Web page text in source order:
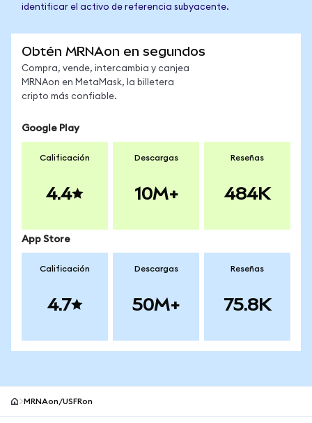
identificar el activo de referencia subyacente.
Obtén MRNAon en segundos
Compra, vende, intercambia y canjea
MRNAon en MetaMask, la billetera
cripto más confiable.
Google Play
Calificación
4.4
Descargas
10M+
Reseñas
484K
App Store
Calificación
4.7
Descargas
50M+
Reseñas
75.8K
MRNAon/USFRon